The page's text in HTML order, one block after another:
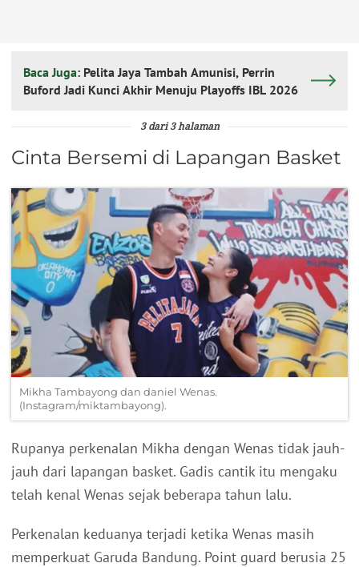
Baca Juga: Pelita Jaya Tambah Amunisi, Perrin
Buford Jadi Kunci Akhir Menuju Playoffs IBL 2026
3 dari 3 halaman
Cinta Bersemi di Lapangan Basket
Mikha Tambayong dan daniel Wenas.
(Instagram/miktambayong).
Rupanya perkenalan Mikha dengan Wenas tidak jauh-
jauh dari lapangan basket. Gadis cantik itu mengaku
telah kenal Wenas sejak beberapa tahun lalu.
Perkenalan keduanya terjadi ketika Wenas masih
memperkuat Garuda Bandung. Point guard berusia 25